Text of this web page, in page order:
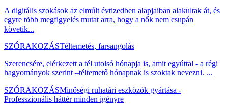
A digitális szokások az elmúlt évtizedben alapjaiban alakultak át, és
egyre több megfigyelés mutat arra, hogy a nők nem csupán
követik...
SZÓRAKOZÁSTéltemetés, farsangolás
Szerencsére, elérkezett a tél utolsó hónapja is, amit egyúttal - a régi
hagyományok szerint –téltemető hónapnak is szoktak nevezni. ...
SZÓRAKOZÁSMinőségi ruhatári eszközök gyártása -
Professzionális háttér minden igényre